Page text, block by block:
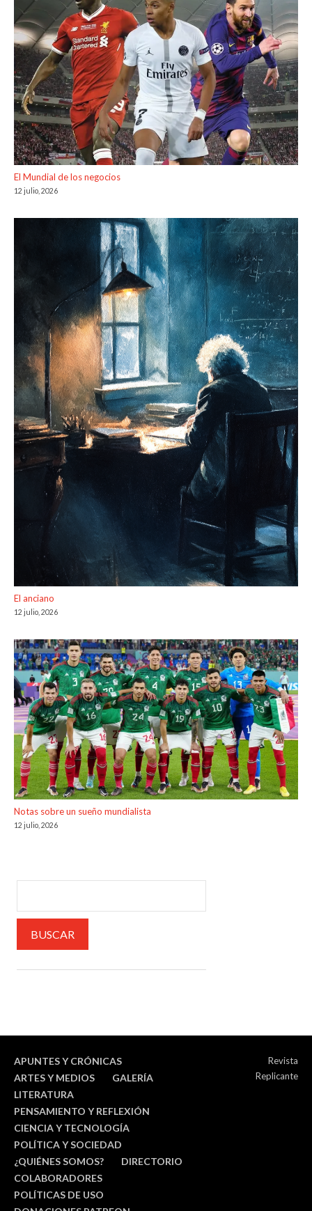
El Mundial de los negocios
12 julio, 2026
El anciano
12 julio, 2026
Notas sobre un sueño mundialista
12 julio, 2026
APUNTES Y CRÓNICAS
ARTES Y MEDIOS
GALERÍA
LITERATURA
PENSAMIENTO Y REFLEXIÓN
CIENCIA Y TECNOLOGÍA
POLÍTICA Y SOCIEDAD
¿QUIÉNES SOMOS?
DIRECTORIO
COLABORADORES
POLÍTICAS DE USO
Revista
Replicante